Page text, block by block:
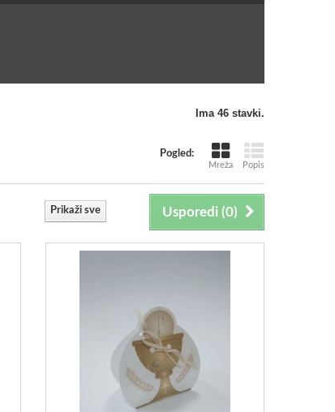
Ima 46 stavki.
Pogled:
Mreža Popis
Usporedi (0)
Prikaži sve